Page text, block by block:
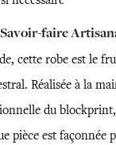
faire
cette robe est le
Réalisée à la
du
pièce est façonnée